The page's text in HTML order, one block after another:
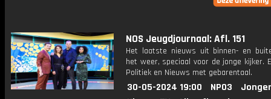
NOS Jeugdjournaal: Afl. 151
Het laatste nieuws uit binnen- en
het weer, speciaal voor de jonge kijker.
Politiek en Nieuws met gebarentaal.
30-05-2024 19:00 NPO3